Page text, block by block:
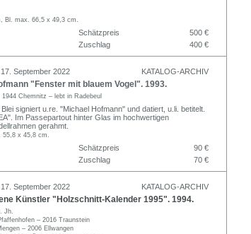
Bl. max. 66,5 x 49,3 cm.
Schätzpreis
500 €
Zuschlag
400 €
September 2022 KATALOG-ARCHIV
"Fenster mit blauem Vogel". 1993.
1944 Chemnitz – lebt in Radebeul
signiert u.re. "Michael Hofmann" und datiert, u.li. betitelt.
Im Passepartout hinter Glas im hochwertigen
gerahmt.
x 45,8 cm.
Schätzpreis
90 €
Zuschlag
70 €
September 2022 KATALOG-ARCHIV
Künstler "Holzschnitt-Kalender 1995". 1994.
Jh.
– 2016 Traunstein
– 2006 Ellwangen